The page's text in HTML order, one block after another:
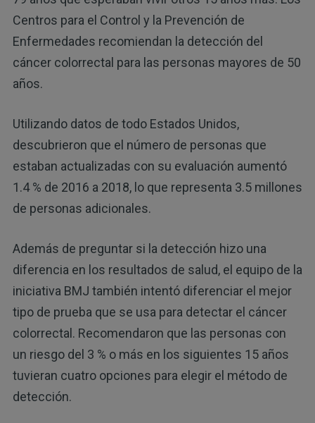
Centros para el Control y la Prevención de
Enfermedades recomiendan la detección del
cáncer colorrectal para las personas mayores de 50
años.
Utilizando datos de todo Estados Unidos,
descubrieron que el número de personas que
estaban actualizadas con su evaluación aumentó
1.4 % de 2016 a 2018, lo que representa 3.5 millones
de personas adicionales.
Además de preguntar si la detección hizo una
diferencia en los resultados de salud, el equipo de la
iniciativa BMJ también intentó diferenciar el mejor
tipo de prueba que se usa para detectar el cáncer
colorrectal. Recomendaron que las personas con
un riesgo del 3 % o más en los siguientes 15 años
tuvieran cuatro opciones para elegir el método de
detección.